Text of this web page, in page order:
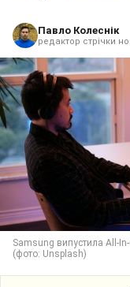
Павло Колеснік
редактор стрічки
Samsung випустила All-
(фото: Unsplash)